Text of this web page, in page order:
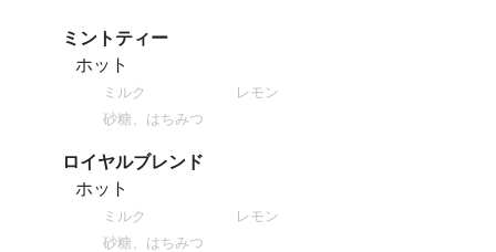
ミントティー
ホット
ミルク
レモン
砂糖、はちみつ
ロイヤルブレンド
ホット
ミルク
レモン
砂糖、はちみつ